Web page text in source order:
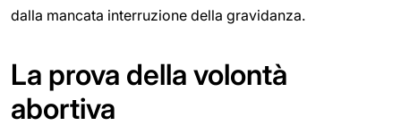
dalla mancata interruzione della gravidanza.
La prova della volontà
abortiva